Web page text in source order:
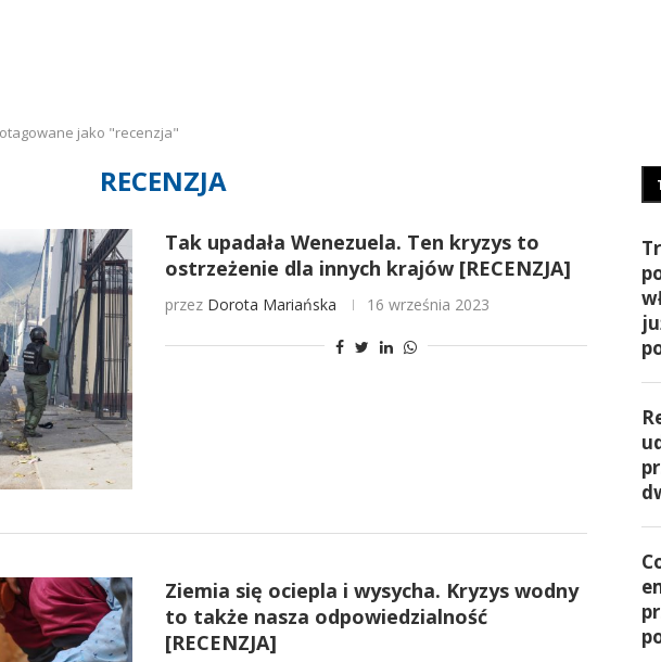
jako "recenzja"
RECENZJA
Tak upadała Wenezuela. Ten kryzys to
ostrzeżenie dla innych krajów [RECENZJA]
przez Dorota Mariańska 16 września 2023
Ziemia się ociepla i wysycha. Kryzys wodny
to także nasza odpowiedzialność
[RECENZJA]